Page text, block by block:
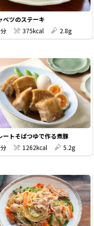
ベツのステーキ
375kcal 2.8g
ートそばつゆで作る煮豚
1262kcal 5.2g